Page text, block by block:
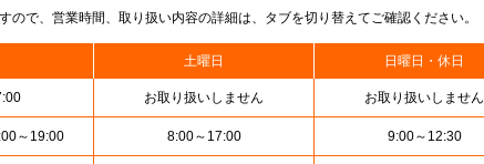
で、営業時間、取り扱い内容の詳細は、タブを切り替えてご確認ください。
土曜日 日曜日・休日
お取り扱いしません お取り扱いしません
～19:00 8:00～17:00 9:00～12:30